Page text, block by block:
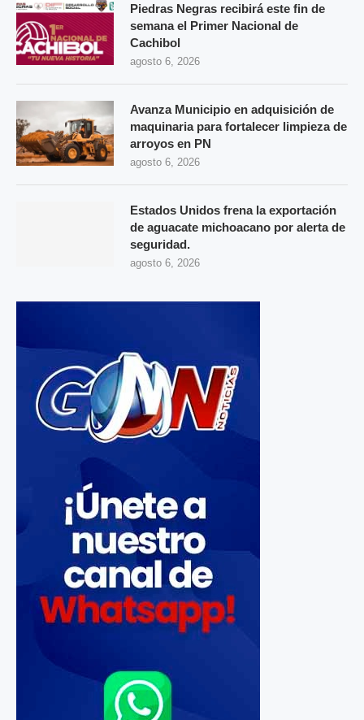
Piedras Negras recibirá este fin de
semana el Primer Nacional de
Cachibol
agosto 6, 2026
Avanza Municipio en adquisición de
maquinaria para fortalecer limpieza de
arroyos en PN
agosto 6, 2026
Estados Unidos frena la exportación
de aguacate michoacano por alerta de
seguridad.
agosto 6, 2026